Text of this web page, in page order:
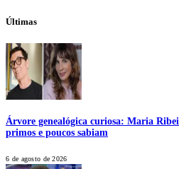
Últimas
Árvore genealógica curiosa: Maria
primos e poucos sabiam
6 de agosto de 2026